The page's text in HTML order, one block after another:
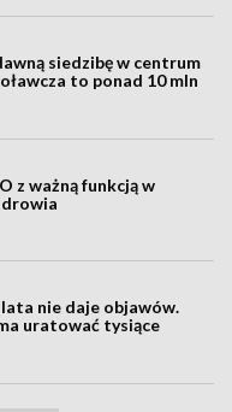
siedzibę w centrum
to ponad 10 mln
z ważną funkcją w
lata nie daje objawów.
uratować tysiące